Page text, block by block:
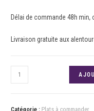
Délai de commande 48h
Livraison gratuite aux
Catégorie : Plats à commander